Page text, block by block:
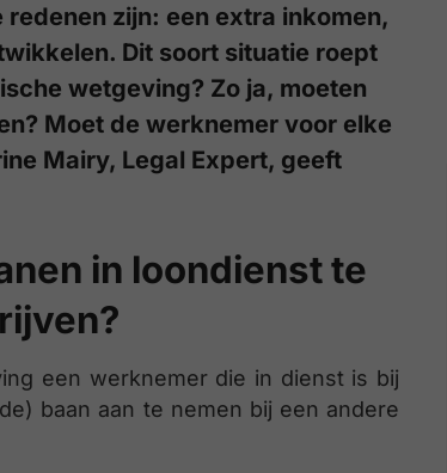
zijn: een extra inkomen,
Dit soort situatie roept
wetgeving? Zo ja, moeten
Moet de werknemer voor elke
Mairy, Legal Expert, geeft
in loondienst te
een werknemer die in dienst is bij
baan aan te nemen bij een andere